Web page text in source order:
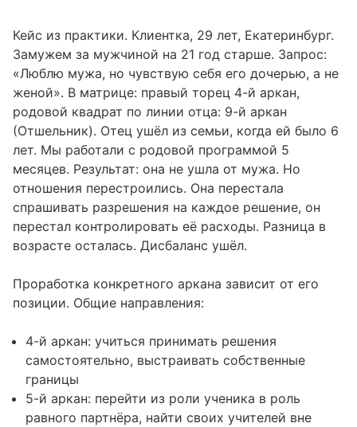
Кейс из практики. Клиентка, 29 лет, Екатеринбург.
Замужем за мужчиной на 21 год старше. Запрос:
«Люблю мужа, но чувствую себя его дочерью, а не
женой». В матрице: правый торец 4-й аркан,
родовой квадрат по линии отца: 9-й аркан
(Отшельник). Отец ушёл из семьи, когда ей было 6
лет. Мы работали с родовой программой 5
месяцев. Результат: она не ушла от мужа. Но
отношения перестроились. Она перестала
спрашивать разрешения на каждое решение, он
перестал контролировать её расходы. Разница в
возрасте осталась. Дисбаланс ушёл.
Проработка конкретного аркана зависит от его
позиции. Общие направления:
4-й аркан: учиться принимать решения
самостоятельно, выстраивать собственные
границы
5-й аркан: перейти из роли ученика в роль
равного партнёра, найти своих учителей вне